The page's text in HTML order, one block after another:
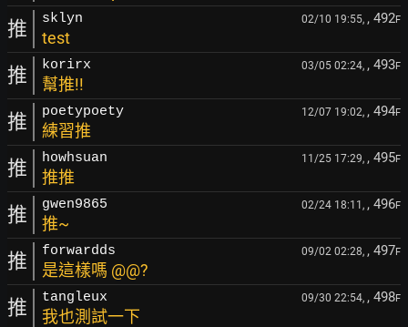
推 sklyn 02/10 19:55, , 492F
test
推 korirx 03/05 02:24, , 493F
幫推!!
推 poetypoety 12/07 19:02, , 494F
練習推
推 howhsuan 11/25 17:29, , 495F
推推
推 gwen9865 02/24 18:11, , 496F
推~
推 forwardds 09/02 02:28, , 497F
是這樣嗎 @@?
推 tangleux 09/30 22:54, , 498F
我也測試一下